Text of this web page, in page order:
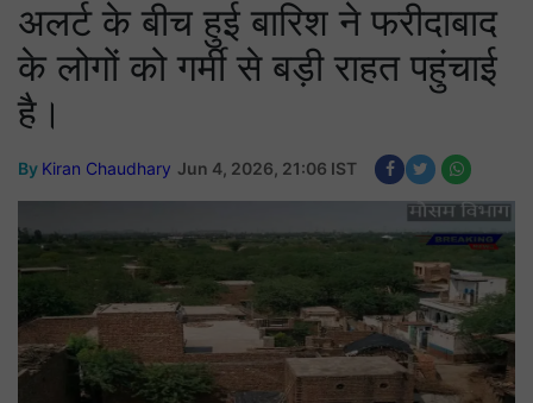
अलर्ट के बीच हुई बारिश ने फरीदाबाद
के लोगों को गर्मी से बड़ी राहत पहुंचाई
है।
By Kiran Chaudhary Jun 4, 2026, 21:06 IST